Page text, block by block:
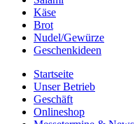
Käse
Brot
Nudel/Gewürze
Geschenkideen
Startseite
Unser Betrieb
Geschäft
Onlineshop